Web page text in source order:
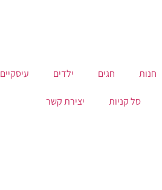
חנות חגים ילדים עיסקיים
סל קניות יצירת קשר